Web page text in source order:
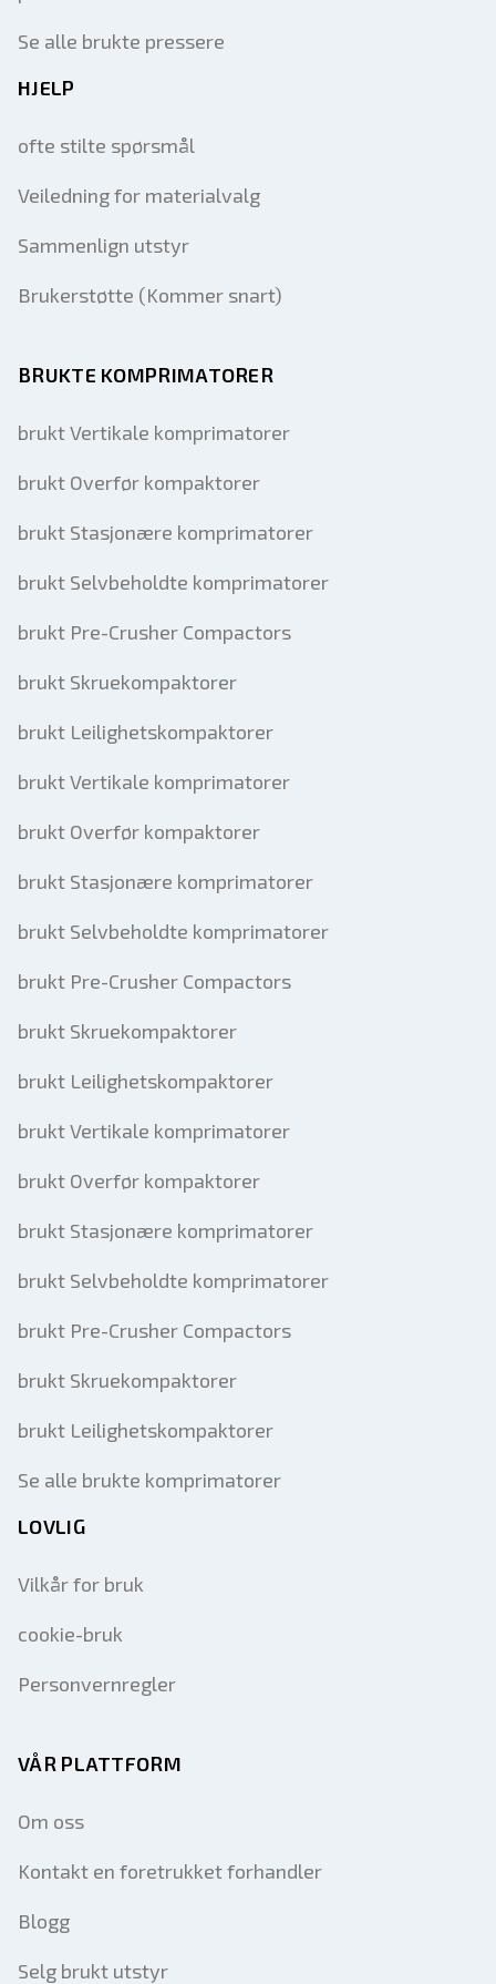
Se alle brukte pressere
HJELP
ofte stilte spørsmål
Veiledning for materialvalg
Sammenlign utstyr
Brukerstøtte (Kommer snart)
BRUKTE KOMPRIMATORER
brukt Vertikale komprimatorer
brukt Overfør kompaktorer
brukt Stasjonære komprimatorer
brukt Selvbeholdte komprimatorer
brukt Pre-Crusher Compactors
brukt Skruekompaktorer
brukt Leilighetskompaktorer
brukt Vertikale komprimatorer
brukt Overfør kompaktorer
brukt Stasjonære komprimatorer
brukt Selvbeholdte komprimatorer
brukt Pre-Crusher Compactors
brukt Skruekompaktorer
brukt Leilighetskompaktorer
brukt Vertikale komprimatorer
brukt Overfør kompaktorer
brukt Stasjonære komprimatorer
brukt Selvbeholdte komprimatorer
brukt Pre-Crusher Compactors
brukt Skruekompaktorer
brukt Leilighetskompaktorer
Se alle brukte komprimatorer
LOVLIG
Vilkår for bruk
cookie-bruk
Personvernregler
VÅR PLATTFORM
Om oss
Kontakt en foretrukket forhandler
Blogg
Selg brukt utstyr